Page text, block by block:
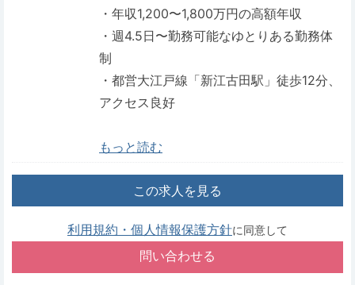
・年収1,200〜1,800万円の高額年収
・週4.5日〜勤務可能なゆとりある勤務体
制
・都営大江戸線「新江古田駅」徒歩12分、
アクセス良好
もっと読む
この求人を見る
利用規約・個人情報保護方針に同意して